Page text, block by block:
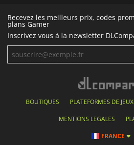
Recevez les meilleurs prix, codes
plans Gamer
Inscrivez vous à la newsletter
BOUTIQUES PLATEFORMES DE JEUX
MENTIONS LEGALES
FRANCE